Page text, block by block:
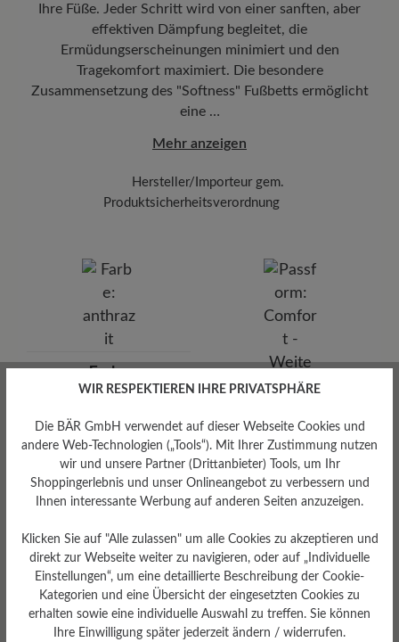
Ihre Füße. Jeder Schritt wird von einer sanften, aber
effektiven Dämpfung begleitet, die
Ermüdungserscheinungen minimiert und den
Tragekomfort maximiert. Die besondere
Zusammensetzung des "Softness" Fußbetts ermöglicht
eine …
Mehr anzeigen
Hersteller/Importeur gem.
Produktsicherheitsverordnung
Pleidelsheimer Str. 15/1, 74321 Bietigheim-Bissingen,
E-mail:
kundenbetreuung@baer-schuhe.de
Farbe
anthrazit
Passform
Comfort - Weite Passform
(H) - Für normale bis kräftige
Füße
WIR RESPEKTIEREN IHRE PRIVATSPHÄRE
Die BÄR GmbH verwendet auf dieser Webseite Cookies und
andere Web-Technologien („Tools“). Mit Ihrer Zustimmung nutzen
wir und unsere Partner (Drittanbieter) Tools, um Ihr
Shoppingerlebnis und unser Onlineangebot zu verbessern und
Ihnen interessante Werbung auf anderen Seiten anzuzeigen.
Klicken Sie auf "Alle zulassen" um alle Cookies zu akzeptieren und
direkt zur Webseite weiter zu navigieren, oder auf „Individuelle
Einstellungen“, um eine detaillierte Beschreibung der Cookie-
Kategorien und eine Übersicht der eingesetzten Cookies zu
erhalten sowie eine individuelle Auswahl zu treffen. Sie können
Ihre Einwilligung später jederzeit ändern / widerrufen.